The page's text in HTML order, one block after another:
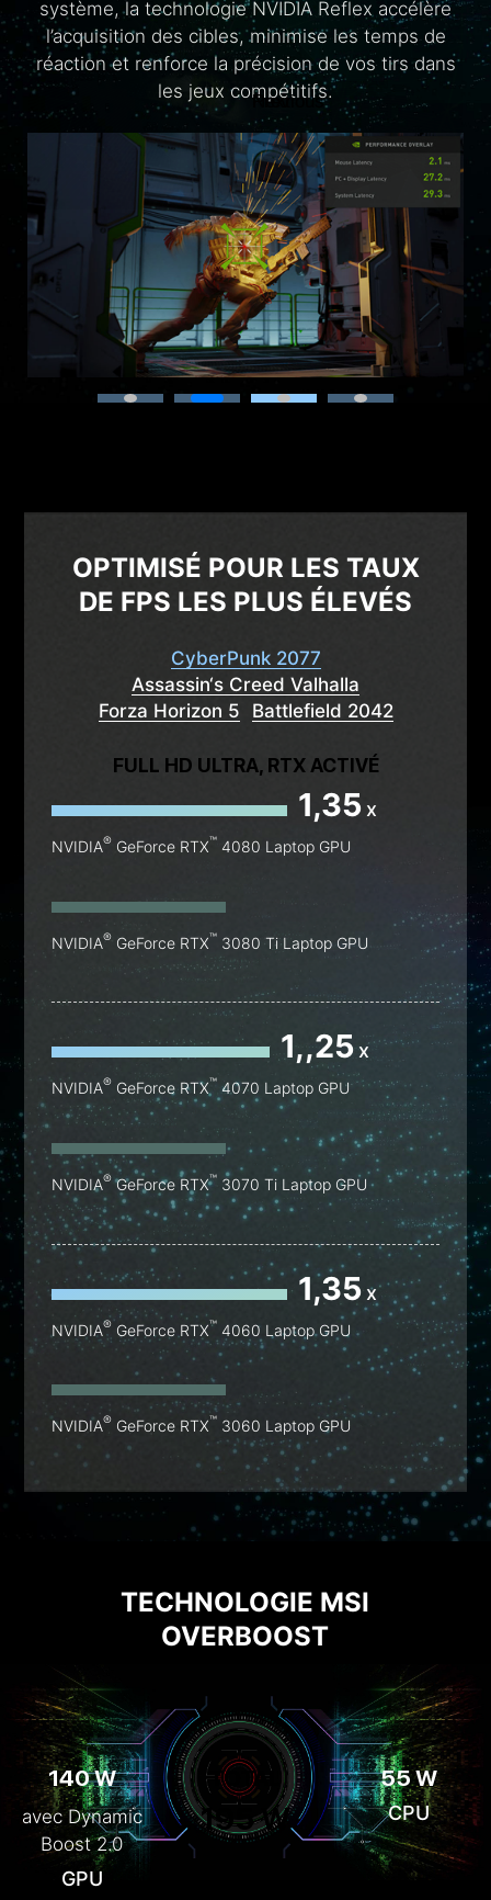
Previous
graphique du processeur et profiter des
performances gaming les plus adaptées à chaque
situation.
système, la technologie NVIDIA Reflex accélère
l’acquisition des cibles, minimise les temps de
réaction et renforce la précision de vos tirs dans
les jeux compétitifs.
performances.
Next
OPTIMISÉ POUR LES TAUX
DE FPS LES PLUS ÉLEVÉS
CyberPunk 2077
Assassin‘s Creed Valhalla
Forza Horizon 5
Battlefield 2042
FULL HD ULTRA, RTX ACTIVÉ
1,35 x
NVIDIA® GeForce RTX™ 4080 Laptop GPU
NVIDIA® GeForce RTX™ 3080 Ti Laptop GPU
1,,25 x
NVIDIA® GeForce RTX™ 4070 Laptop GPU
NVIDIA®GeForce RTX™ 3070 Ti Laptop GPU
1,35 x
NVIDIA® GeForce RTX™ 4060 Laptop GPU
NVIDIA® GeForce RTX™ 3060 Laptop GPU
TECHNOLOGIE MSI
OVERBOOST
140 W
avec Dynamic
Boost 2.0
GPU
TOTAL
195 W
55 W
CPU